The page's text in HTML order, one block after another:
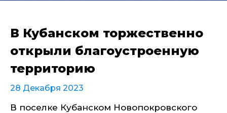
В Кубанском торжественно
открыли благоустроенную
территорию
28 Декабря 2023
В поселке Кубанском Новопокровского